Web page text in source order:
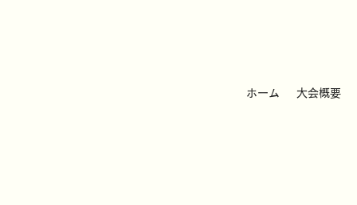
ホーム 大会概要